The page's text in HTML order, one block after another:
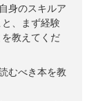
身のスキルア
、まず経験
教えてくだ
むべき本を教